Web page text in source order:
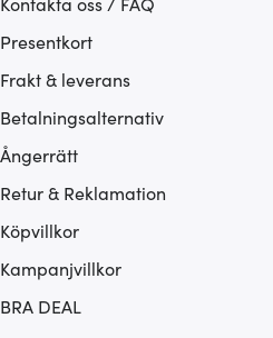
Presentkort
Frakt & leverans
Betalningsalternativ
Ångerrätt
Retur & Reklamation
Köpvillkor
Kampanjvillkor
BRA DEAL